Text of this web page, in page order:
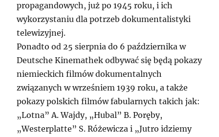
propagandowych, już po 1945 roku, i ich
wykorzystaniu dla potrzeb dokumentalistyki
telewizyjnej.
Ponadto od 25 sierpnia do 6 października w
Deutsche Kinemathek odbywać się będą pokazy
niemieckich filmów dokumentalnych
związanych w wrześniem 1939 roku, a także
pokazy polskich filmów fabularnych takich jak:
„Lotna” A. Wajdy, „Hubal” B. Poręby,
„Westerplatte” S. Różewicza i „Jutro idziemy